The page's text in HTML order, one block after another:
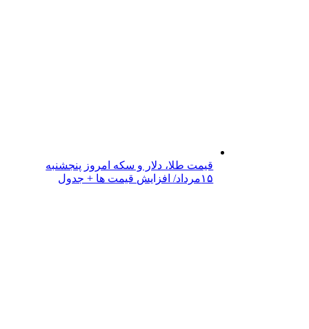
قیمت طلا، دلار و سکه امروز پنجشنبه
۱۵مرداد/ افزایش قیمت ها + جدول